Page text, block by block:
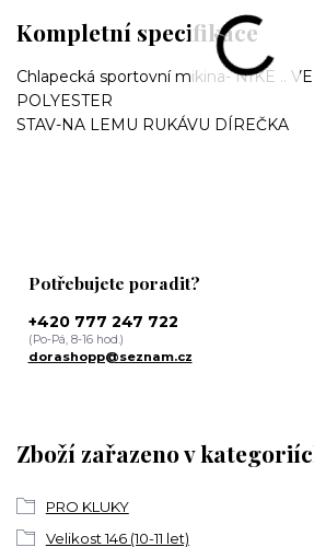
Kompletní specifikace
Chlapecká sportovní mikina- NIKE ..
POLYESTER
STAV-NA LEMU RUKÁVU DÍREČKA
Zboží zařazeno v
PRO KLUKY
Velikost 146 (10-11 let)
Potřebujete poradit?
+420 777 247 722
(Po-Pá, 8-16 hod.)
dorashopp@seznam.cz